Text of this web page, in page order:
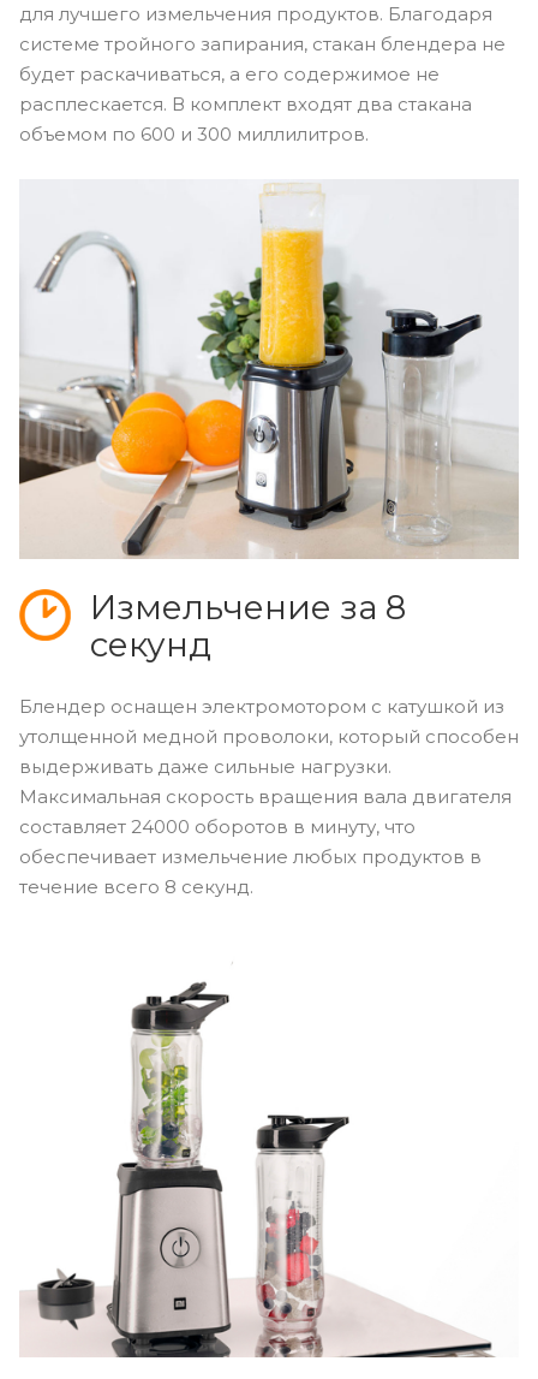
для лучшего измельчения продуктов. Благодаря
системе тройного запирания, стакан блендера не
будет раскачиваться, а его содержимое не
расплескается. В комплект входят два стакана
объемом по 600 и 300 миллилитров.
Измельчение за 8
секунд
Блендер оснащен электромотором с катушкой из
утолщенной медной проволоки, который способен
выдерживать даже сильные нагрузки.
Максимальная скорость вращения вала двигателя
составляет 24000 оборотов в минуту, что
обеспечивает измельчение любых продуктов в
течение всего 8 секунд.